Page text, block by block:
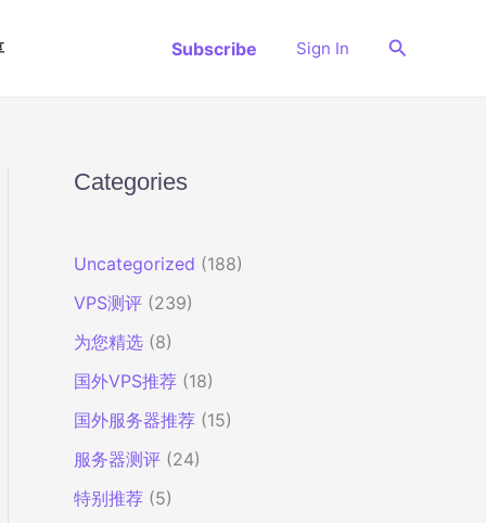
Subscribe Sign In
搜
Categories
Uncategorized (188)
VPS测评 (239)
为您精选 (8)
国外VPS推荐 (18)
国外服务器推荐 (15)
服务器测评 (24)
特别推荐 (5)